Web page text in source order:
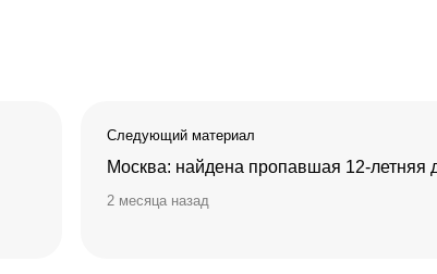
Следующий материал
Москва: найдена пропавшая 12-летняя
2 месяца назад